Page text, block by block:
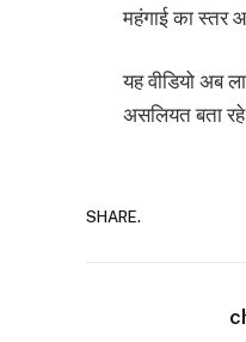
महंगाई का स्तर
यह वीडियो अब
असलियत बता
SHARE.